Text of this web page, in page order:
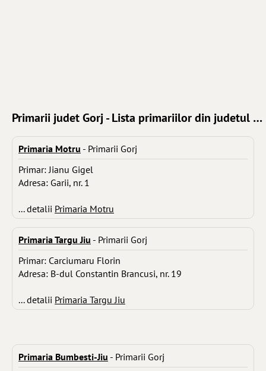
Primarii judet Gorj - Lista primariilor din judetul Gorj
Primaria Motru - Primarii Gorj
Primar: Jianu Gigel
Adresa: Garii, nr. 1
... detalii Primaria Motru
Primaria Targu Jiu - Primarii Gorj
Primar: Carciumaru Florin
Adresa: B-dul Constantin Brancusi, nr. 19
... detalii Primaria Targu Jiu
Primaria Bumbesti-Jiu - Primarii Gorj